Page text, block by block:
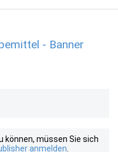
- Banner
können, müssen Sie sich
anmelden